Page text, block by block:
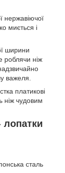
нержавіючої
миється і
ширини
роблячи ніж
важеля.
платикові
ніж чудовим
лопатки
сталь